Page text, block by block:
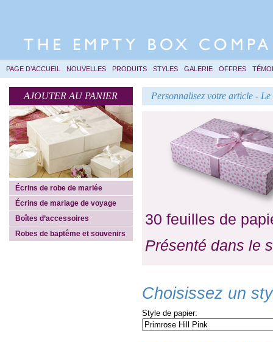
PAGE D’ACCUEIL NOUVELLES PRODUITS STYLES GALERIE OFFRES
AJOUTER AU PANIER
Écrins de robe de mariée
Écrins de mariage de voyage
Boîtes d’accessoires
Robes de baptême et souvenirs
Personnalisez votre article -
30 feuilles de
Présenté dans le
Choisissez un
Style de papier: